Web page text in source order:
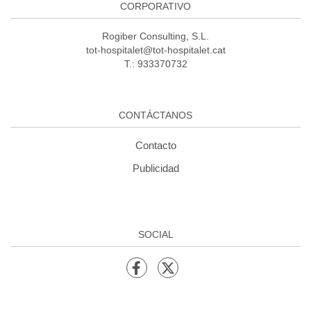
CORPORATIVO
Rogiber Consulting, S.L.
tot-hospitalet@tot-hospitalet.cat
T.: 933370732
CONTÁCTANOS
Contacto
Publicidad
SOCIAL